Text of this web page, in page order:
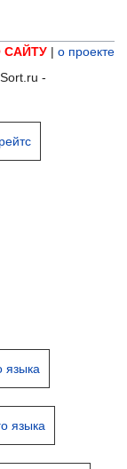
САЙТУ | о проекте
-
языка
языка